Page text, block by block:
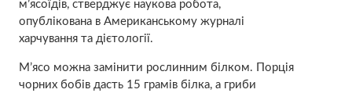
м’ясоїдів, стверджує наукова робота,
опублікована в Американському журналі
харчування та дієтології.
М’ясо можна замінити рослинним білком. Порція
чорних бобів дасть 15 грамів білка, а гриби